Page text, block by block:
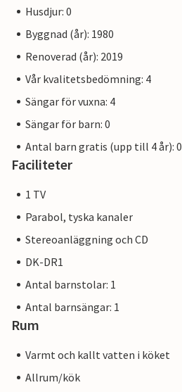
Husdjur: 0
Byggnad (år): 1980
Renoverad (år): 2019
Vår kvalitetsbedömning: 4
Sängar för vuxna: 4
Sängar för barn: 0
Antal barn gratis (upp till 4 år): 0
Faciliteter
1 TV
Parabol, tyska kanaler
Stereoanläggning och CD
DK-DR1
Antal barnstolar: 1
Antal barnsängar: 1
Rum
Varmt och kallt vatten i köket
Allrum/kök